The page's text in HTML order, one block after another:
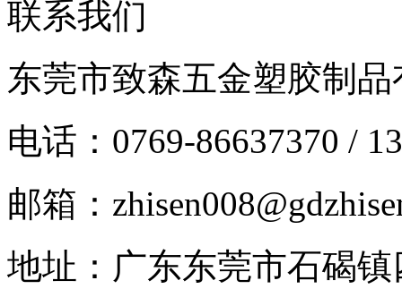
联系我们
东莞市致森五金塑胶制
电话：0769-86637370 /
邮箱：
地址：广东东莞市石碣